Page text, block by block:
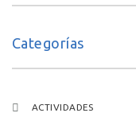
Categorías
ACTIVIDADES